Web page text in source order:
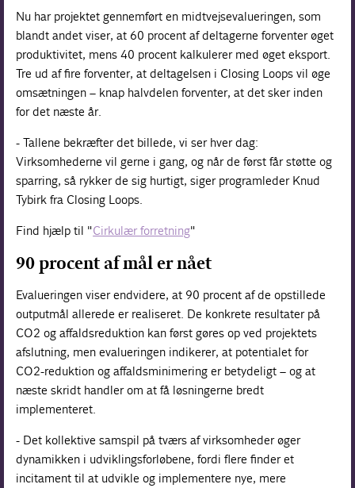
Nu har projektet gennemført en midtvejsevalueringen, som
blandt andet viser, at 60 procent af deltagerne forventer øget
produktivitet, mens 40 procent kalkulerer med øget eksport.
Tre ud af fire forventer, at deltagelsen i Closing Loops vil øge
omsætningen – knap halvdelen forventer, at det sker inden
for det næste år.
- Tallene bekræfter det billede, vi ser hver dag:
Virksomhederne vil gerne i gang, og når de først får støtte og
sparring, så rykker de sig hurtigt, siger programleder Knud
Tybirk fra Closing Loops.
Find hjælp til "Cirkulær forretning"
90 procent af mål er nået
Evalueringen viser endvidere, at 90 procent af de opstillede
outputmål allerede er realiseret. De konkrete resultater på
CO2 og affaldsreduktion kan først gøres op ved projektets
afslutning, men evalueringen indikerer, at potentialet for
CO2-reduktion og affaldsminimering er betydeligt – og at
næste skridt handler om at få løsningerne bredt
implementeret.
- Det kollektive samspil på tværs af virksomheder øger
dynamikken i udviklingsforløbene, fordi flere finder et
incitament til at udvikle og implementere nye, mere